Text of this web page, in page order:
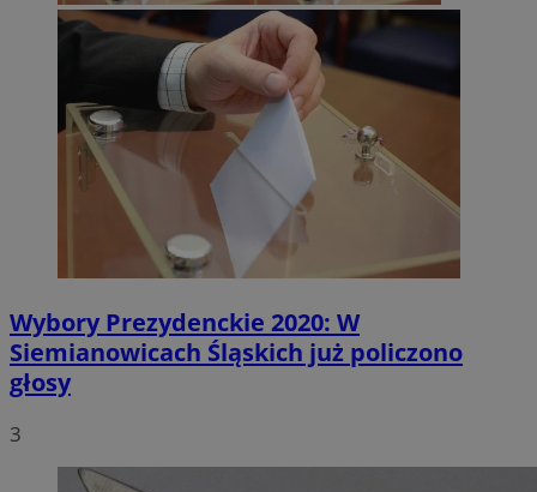
Wybory Prezydenckie 2020: W
Siemianowicach Śląskich już policzono
głosy
3